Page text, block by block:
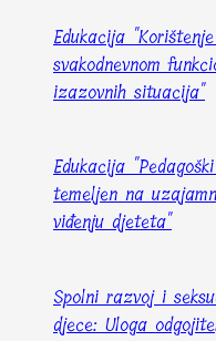
Edukacija
svakodnevnom
izazovnih situacija"
Edukacija
temeljen na
viđenju djeteta"
Spolni razvoj i
djece: Uloga